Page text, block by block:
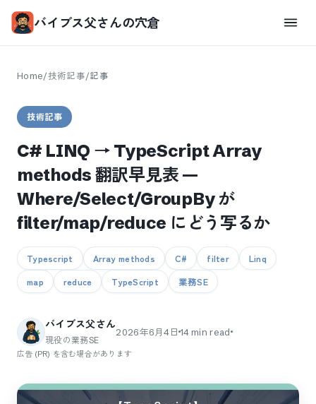
バイブス父さんの穴倉
Home/技術記事/記事
技術記事
C# LINQ → TypeScript Array
methods 翻訳早見表 —
Where/Select/GroupBy が
filter/map/reduce にどう写るか
Typescript Array methods C# filter
Linq
map
reduce TypeScript 業務SE
バイブス父さん
現役の業務SE
2026年6月4日14 min read
広告 (PR) を含む場合があります